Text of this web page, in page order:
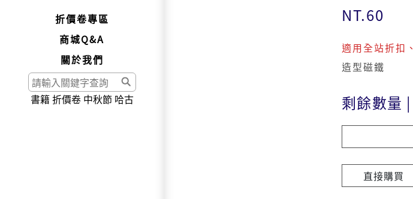
折價卷專區
商城Q&A
關於我們
書籍折價卷 中秋節 哈古
NT.60
適用全站折扣
造型磁鐵
剩餘數量 |
直接購買